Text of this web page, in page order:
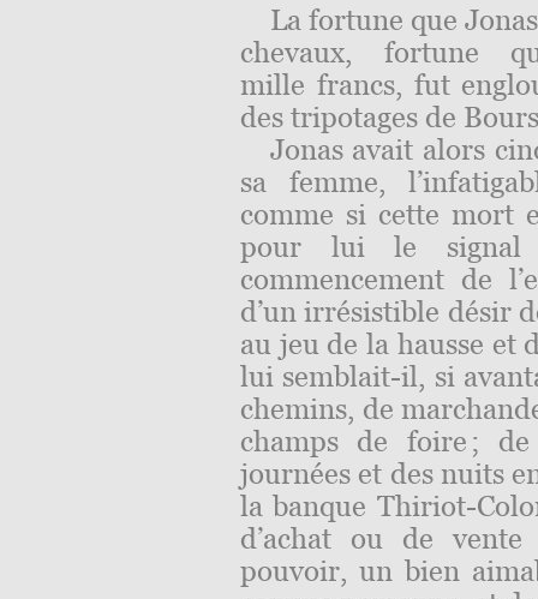
La fortune que
chevaux, fortune
mille francs, fut
des tripotages de
Jonas avait alors
sa femme,
comme si cette mort
pour lui le signal
commencement de
d’un irrésistible désir
au jeu de la hausse et
lui semblait-il, si
chemins, de
champs de foire ;
journées et des nuits
la banque Thiriot-
d’achat ou de
pouvoir, un bien